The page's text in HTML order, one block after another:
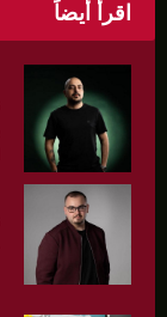
اقرأ أيضاً